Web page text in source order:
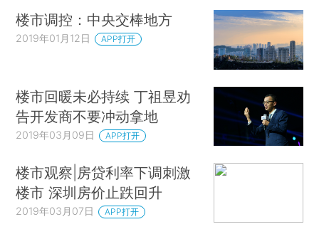
楼市调控：中央交棒地方
2019年01月12日 APP打开
楼市回暖未必持续 丁祖昱劝
告开发商不要冲动拿地
2019年03月09日 APP打开
楼市观察|房贷利率下调刺激
楼市 深圳房价止跌回升
2019年03月07日 APP打开